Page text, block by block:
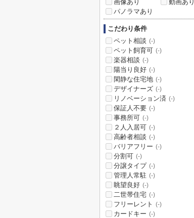
画像あり
動画あり
パノラマあり
こだわり条件
ペット相談 (-)
ペット飼育可 (-)
楽器相談 (-)
陽当り良好 (-)
閑静な住宅地 (-)
デザイナーズ (-)
リノベーション済 (-)
保証人不要 (-)
事務所可 (-)
２人入居可 (-)
高齢者相談 (-)
バリアフリー (-)
分割可 (-)
分譲タイプ (-)
管理人常駐 (-)
眺望良好 (-)
二世帯住宅 (-)
フリーレント (-)
カードキー (-)